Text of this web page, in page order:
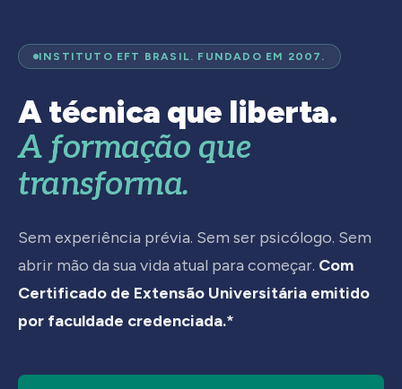
INSTITUTO EFT BRASIL. FUNDADO EM 2007.
A técnica que liberta.
A formação que
transforma.
Sem experiência prévia. Sem ser psicólogo. Sem
abrir mão da sua vida atual para começar. Com
Certificado de Extensão Universitária emitido
por faculdade credenciada.*